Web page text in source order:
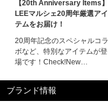
【20th Anniversary Items】
LEEマルシェ20周年厳選アイ
テムをお届け！
20周年記念のスペシャルコラ
ボなど、特別なアイテムが登
場です！Check!New
注】STEADY BAG MINI
SHORT
ブランド情報